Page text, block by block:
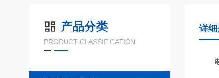
产品分类
PRODUCT CLASSIFICATION
详细